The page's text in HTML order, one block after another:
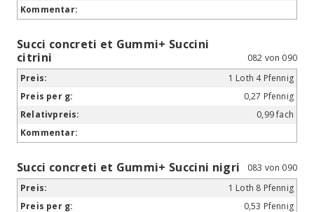
Succi concreti et Gummi+ Succini
citrini
082 von 090
1 Loth 4 Pfennig
0,27 Pfennig
0,99 fach
Succi concreti et Gummi+ Succini nigri
083 von 090
1 Loth 8 Pfennig
0,53 Pfennig